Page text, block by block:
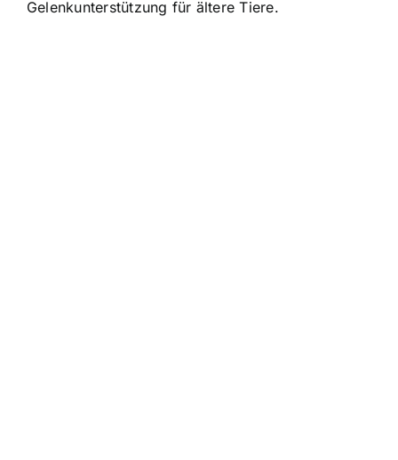
Gelenkunterstützung für ältere Tiere.